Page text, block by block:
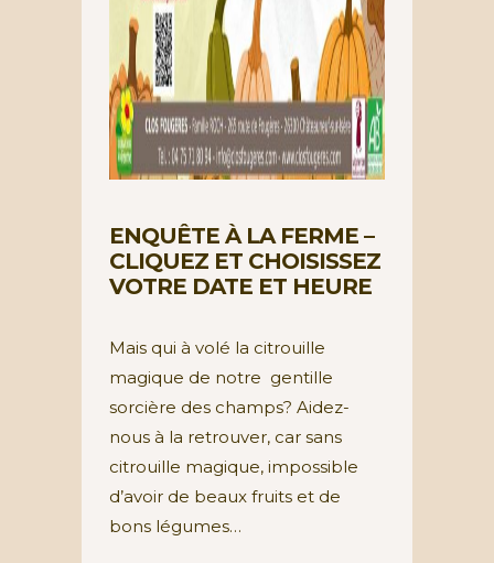
ENQUÊTE À LA FERME –
CLIQUEZ ET CHOISISSEZ
VOTRE DATE ET HEURE
Mais qui à volé la citrouille
magique de notre gentille
sorcière des champs? Aidez-
nous à la retrouver, car sans
citrouille magique, impossible
d’avoir de beaux fruits et de
bons légumes…